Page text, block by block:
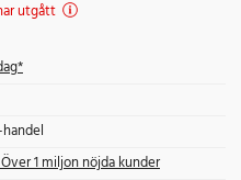
utgått
1 miljon nöjda kunder